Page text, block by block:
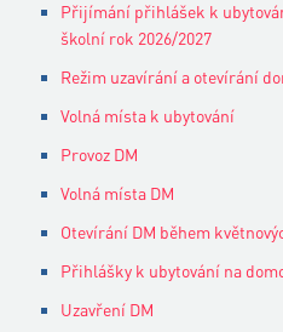
Přijímání přihlášek k
školní rok 2026/2027
Režim uzavírání a otevírání
Volná místa k ubytování
Provoz DM
Volná místa DM
Otevírání DM během
Přihlášky k ubytování na
Uzavření DM